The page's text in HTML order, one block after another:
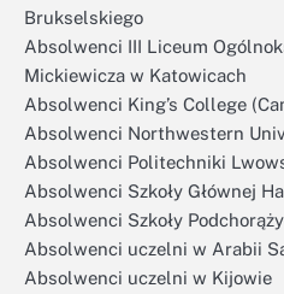
Brukselskiego
Absolwenci III Liceum
Mickiewicza w Katowicach
Absolwenci King’s College
Absolwenci Northwestern
Absolwenci Politechniki
Absolwenci Szkoły Głównej
Absolwenci Szkoły
Absolwenci uczelni w Arabii
Absolwenci uczelni w Kijowie